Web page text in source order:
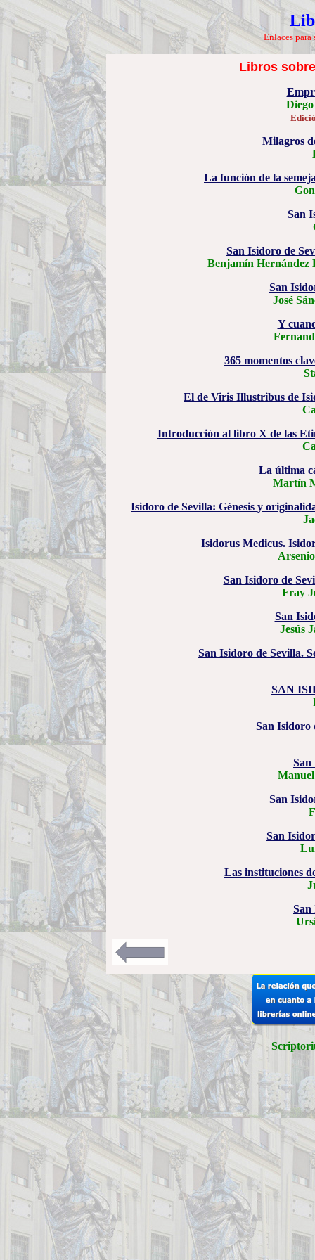
Enlaces
Libros
Milagros
La función de la
San
San Isidoro de
Benjamín Hernández
San
José
Y
365 momentos
El de Viris Illustribus de
Introducción al libro X de las
La última
Martín
Isidoro de Sevilla: Génesis y
Isidorus Medicus.
San Isidoro de
Fray
San
Jesús
San Isidoro de Sevilla.
SAN
San Isidoro
San
San
San
Las instituciones
San